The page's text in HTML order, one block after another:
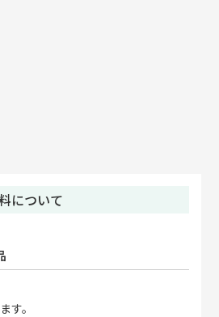
について
す。